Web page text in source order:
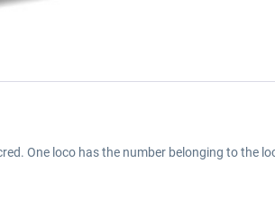
One loco has the number belonging to the